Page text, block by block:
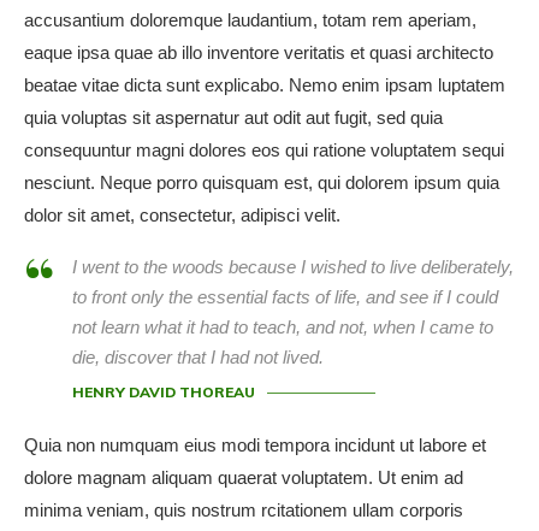
accusantium doloremque laudantium, totam rem aperiam,
eaque ipsa quae ab illo inventore veritatis et quasi architecto
beatae vitae dicta sunt explicabo. Nemo enim ipsam luptatem
quia voluptas sit aspernatur aut odit aut fugit, sed quia
consequuntur magni dolores eos qui ratione voluptatem sequi
nesciunt. Neque porro quisquam est, qui dolorem ipsum quia
dolor sit amet, consectetur, adipisci velit.
I went to the woods because I wished to live deliberately,
to front only the essential facts of life, and see if I could
not learn what it had to teach, and not, when I came to
die, discover that I had not lived.
HENRY DAVID THOREAU
Quia non numquam eius modi tempora incidunt ut labore et
dolore magnam aliquam quaerat voluptatem. Ut enim ad
minima veniam, quis nostrum rcitationem ullam corporis